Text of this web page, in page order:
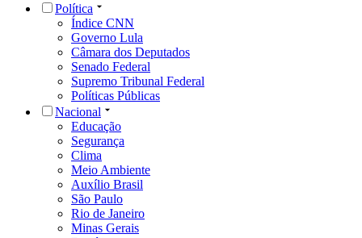
Política
Índice CNN
Governo Lula
Câmara dos Deputados
Senado Federal
Supremo Tribunal Federal
Políticas Públicas
Nacional
Educação
Segurança
Clima
Meio Ambiente
Auxílio Brasil
São Paulo
Rio de Janeiro
Minas Gerais